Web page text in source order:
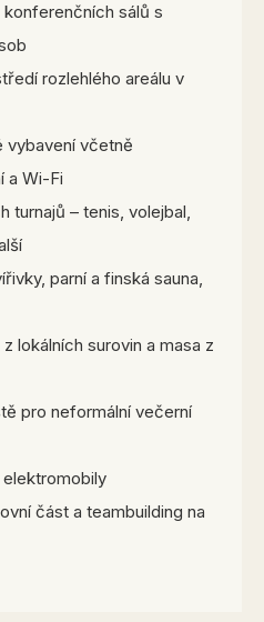
sálů s
rozlehlého areálu v
vybavení včetně
a Wi-Fi
turnajů – tenis, volejbal,
parní a finská sauna,
lokálních surovin a masa z
pro neformální večerní
část a teambuilding na